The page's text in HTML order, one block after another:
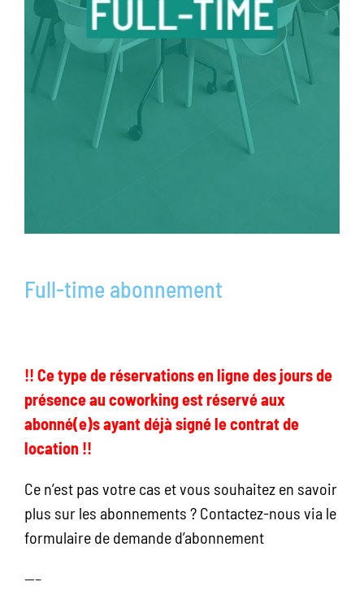
Full-time abonnement
!! Ce type de réservations en ligne des jours de
présence au coworking est réservé aux
abonné(e)s ayant déjà signé le contrat de
location !!
Ce n’est pas votre cas et vous souhaitez en savoir
plus sur les abonnements ? Contactez-nous via le
formulaire de demande d’abonnement
—–